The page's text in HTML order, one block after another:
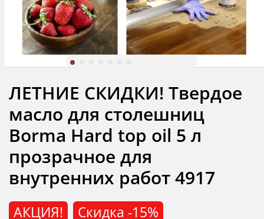
АКЦИЯ! Скидка -15%
ЛЕТНИЕ СКИДКИ! Твердое
масло для столешниц
Borma Hard top oil 5 л
прозрачное для
внутренних работ 4917